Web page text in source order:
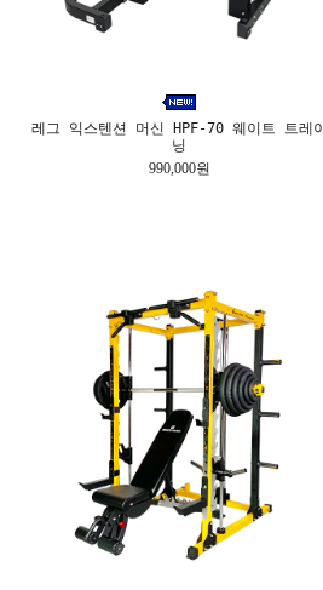
레그 익스텐션 머신 HPF-70 웨이트 트레이
닝
990,000원